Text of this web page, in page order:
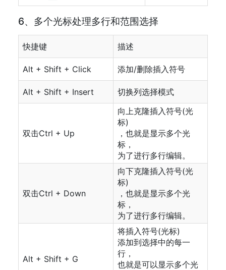
6、多个光标处理多行和范围选择
快捷键 描述
Alt + Shift + Click 添加/删除插入符号
Alt + Shift + Insert 切换列选择模式
双击Ctrl + Up
向上克隆插入符号(光
标)
，也就是显示多个光
标，
为了进行多行编辑。
双击Ctrl + Down
向下克隆插入符号(光
标)
，也就是显示多个光
标，
为了进行多行编辑。
Alt + Shift + G
将插入符号(光标)
添加到选择中的每一
行，
也就是可以显示多个光